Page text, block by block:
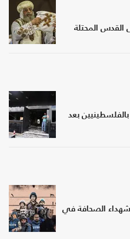
القدس المحتلة
بعد
شهداء الصحافة في